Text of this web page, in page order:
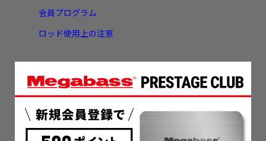
会員プログラム
ロッド使用上の注意